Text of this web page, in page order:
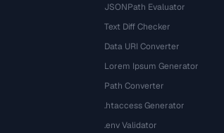
JSONPath Evaluator
Text Diff Checker
Data URI Converter
Lorem Ipsum Generator
Path Converter
.htaccess Generator
.env Validator